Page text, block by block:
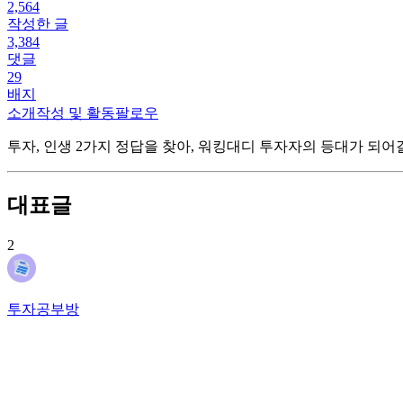
2,564
작성한 글
3,384
댓글
29
배지
소개 작성 및 활동팔로우
투자, 인생 2가지 정답을 찾아, 워킹대디 투자자의 등대가 되어
대표글
2
투자공부방